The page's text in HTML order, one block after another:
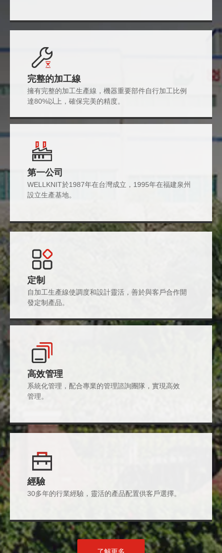
完整的加工線
擁有完整的加工生產線，機器重要部件自行加工比例
達80%以上，確保完美的精度。
第一公司
WELLKNIT於1987年在台灣成立，1995年在福建泉州
設立生產基地。
定制
自加工生產線使調度和設計靈活，善於與客戶合作開
發定制產品。
高效管理
系統化管理，配合專業的管理諮詢團隊，實現高效
管理。
經驗
30多年的行業經驗，靈活的產品配置供客戶選擇。